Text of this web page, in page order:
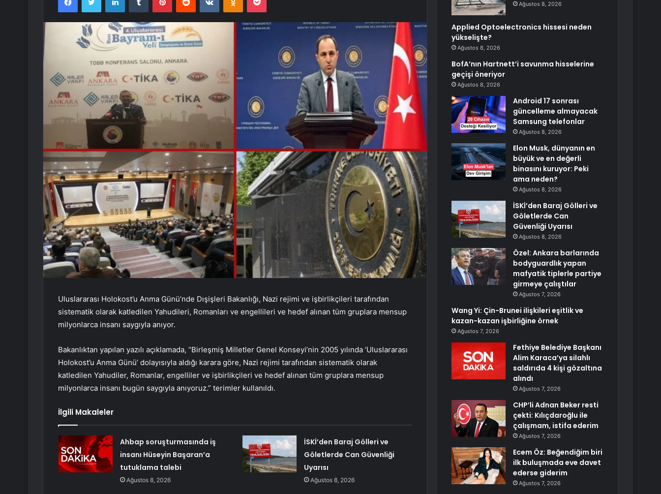
Uluslararası Holokost’u Anma Günü’nde Dışişleri Bakanlığı, Nazi rejimi ve işbirlikçileri tarafından
sistematik olarak katledilen Yahudileri, Romanları ve engellileri ve hedef alınan tüm gruplara mensup
milyonlarca insanı saygıyla anıyor.
Bakanlıktan yapılan yazılı açıklamada, “Birleşmiş Milletler Genel Konseyi’nin 2005 yılında ‘Uluslararası
Holokost’u Anma Günü’ dolayısıyla aldığı karara göre, Nazi rejimi tarafından sistematik olarak
katledilen Yahudiler, Romanlar, engelliler ve işbirlikçileri ve hedef alınan tüm gruplara mensup
milyonlarca insanı bugün saygıyla anıyoruz.” terimler kullanıldı.
İlgili Makaleler
Ahbap soruşturmasında iş
insanı Hüseyin Başaran’a
tutuklama talebi
Ağustos 8, 2026
İSKİ’den Baraj Gölleri ve
Göletlerde Can Güvenliği
Uyarısı
Ağustos 8, 2026
Ağustos 8, 2026
Applied Optoelectronics hissesi neden
yükselişte?
Ağustos 8, 2026
BofA’nın Hartnett’i savunma hisselerine
geçişi öneriyor
Ağustos 8, 2026
Android 17 sonrası
güncelleme almayacak
Samsung telefonlar
Ağustos 8, 2026
Elon Musk, dünyanın en
büyük ve en değerli
binasını kuruyor: Peki
ama neden?
Ağustos 8, 2026
İSKİ’den Baraj Gölleri ve
Göletlerde Can
Güvenliği Uyarısı
Ağustos 8, 2026
Özel: Ankara barlarında
bodyguardlık yapan
mafyatik tiplerle partiye
girmeye çalıştılar
Ağustos 7, 2026
Wang Yi: Çin-Brunei ilişkileri eşitlik ve
kazan-kazan işbirliğine örnek
Ağustos 7, 2026
Fethiye Belediye Başkanı
Alim Karaca’ya silahlı
saldırıda 4 kişi gözaltına
alındı
Ağustos 7, 2026
CHP’li Adnan Beker resti
çekti: Kılıçdaroğlu ile
çalışmam, istifa ederim
Ağustos 7, 2026
Ecem Öz: Beğendiğim biri
ilk buluşmada eve davet
ederse giderim
Ağustos 7, 2026